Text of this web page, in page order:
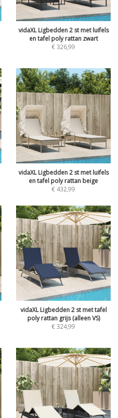
vidaXL Ligbedden 2 st met luifels
en tafel poly rattan zwart
€326,99
vidaXL Ligbedden 2 st met luifels
en tafel poly rattan beige
€432,99
vidaXL Ligbedden 2 st met tafel
poly rattan grijs (alleen VS)
€324,99